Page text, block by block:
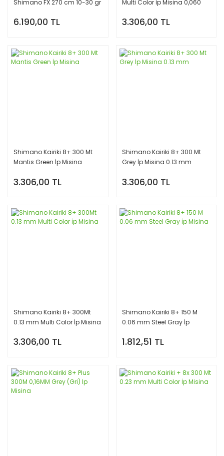
Shimano FX 270 cm 10-30 gr
Kairiki 8X 150 m Örgü İp
6.190,00 TL
Multi Color İp Misina 0,060
3.306,00 TL
Shimano Kairiki 8+ 300 Mt
Mantis Green İp Misina
3.306,00 TL
Shimano Kairiki 8+ 300 Mt
Grey İp Misina 0.13 mm
3.306,00 TL
Shimano Kairiki 8+ 300Mt
0.13 mm Multi Color İp Misina
3.306,00 TL
Shimano Kairiki 8+ 150 M
0.06 mm Steel Gray İp
1.812,51 TL